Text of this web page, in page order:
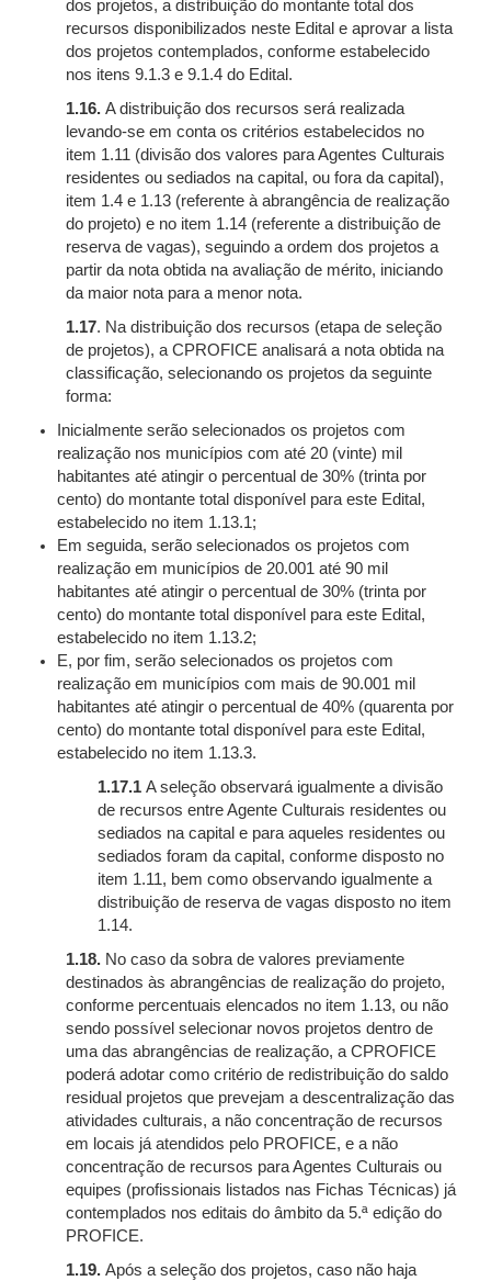
dos projetos, a distribuição do montante total dos
recursos disponibilizados neste Edital e aprovar a lista
dos projetos contemplados, conforme estabelecido
nos itens 9.1.3 e 9.1.4 do Edital.
1.16.A distribuição dos recursos será realizada
levando-se em conta os critérios estabelecidos no
item 1.11 (divisão dos valores para Agentes Culturais
residentes ou sediados na capital, ou fora da capital),
item 1.4 e 1.13 (referente à abrangência de realização
do projeto) e no item 1.14 (referente a distribuição de
reserva de vagas), seguindo a ordem dos projetos a
partir da nota obtida na avaliação de mérito, iniciando
da maior nota para a menor nota.
1.17. Na distribuição dos recursos (etapa de seleção
de projetos), a CPROFICE analisará a nota obtida na
classificação, selecionando os projetos da seguinte
forma:
Inicialmente serão selecionados os projetos com
realização nos municípios com até 20 (vinte) mil
habitantes até atingir o percentual de 30% (trinta por
cento) do montante total disponível para este Edital,
estabelecido no item 1.13.1;
Em seguida, serão selecionados os projetos com
realização em municípios de 20.001 até 90 mil
habitantes até atingir o percentual de 30% (trinta por
cento) do montante total disponível para este Edital,
estabelecido no item 1.13.2;
E, por fim, serão selecionados os projetos com
realização em municípios com mais de 90.001 mil
habitantes até atingir o percentual de 40% (quarenta por
cento) do montante total disponível para este Edital,
estabelecido no item 1.13.3.
1.17.1A seleção observará igualmente a divisão
de recursos entre Agente Culturais residentes ou
sediados na capital e para aqueles residentes ou
sediados foram da capital, conforme disposto no
item 1.11, bem como observando igualmente a
distribuição de reserva de vagas disposto no item
1.14.
1.18. No caso da sobra de valores previamente
destinados às abrangências de realização do projeto,
conforme percentuais elencados no item 1.13, ou não
sendo possível selecionar novos projetos dentro de
uma das abrangências de realização, a CPROFICE
poderá adotar como critério de redistribuição do saldo
residual projetos que prevejam a descentralização das
atividades culturais, a não concentração de recursos
em locais já atendidos pelo PROFICE, e a não
concentração de recursos para Agentes Culturais ou
equipes (profissionais listados nas Fichas Técnicas) já
contemplados nos editais do âmbito da 5.ª edição do
PROFICE.
1.19. Após a seleção dos projetos, caso não haja